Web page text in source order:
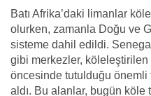
Batı Afrika’daki limanlar
olurken, zamanla Doğu ve
sisteme dahil edildi.
gibi merkezler,
öncesinde tutulduğu önemli
aldı. Bu alanlar, bugün köle